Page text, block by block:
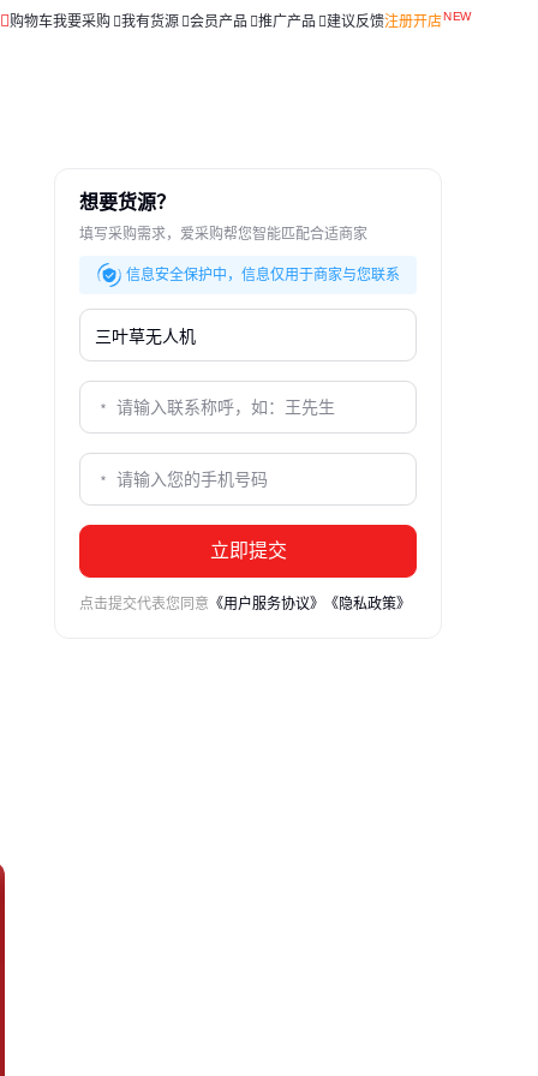
购物车我要采购 我有货源 会员产品 推广产品 建议反馈注册开店
想要货源？
填写采购需求，爱采购帮您智能匹配合适商家
信息安全保护中，信息仅用于商家与您联系
立即提交
点击提交代表您同意 《用户服务协议》 《隐私政策》